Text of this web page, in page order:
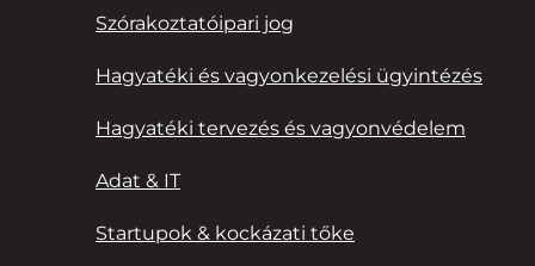
Szórakoztatóipari jog
Hagyatéki és vagyonkezelési ügyintézés
Hagyatéki tervezés és vagyonvédelem
Adat & IT
Startupok & kockázati tőke